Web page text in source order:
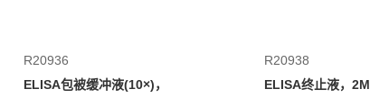
R20936
ELISA包被缓冲液(10×)，
R20938
ELISA终止液，2M